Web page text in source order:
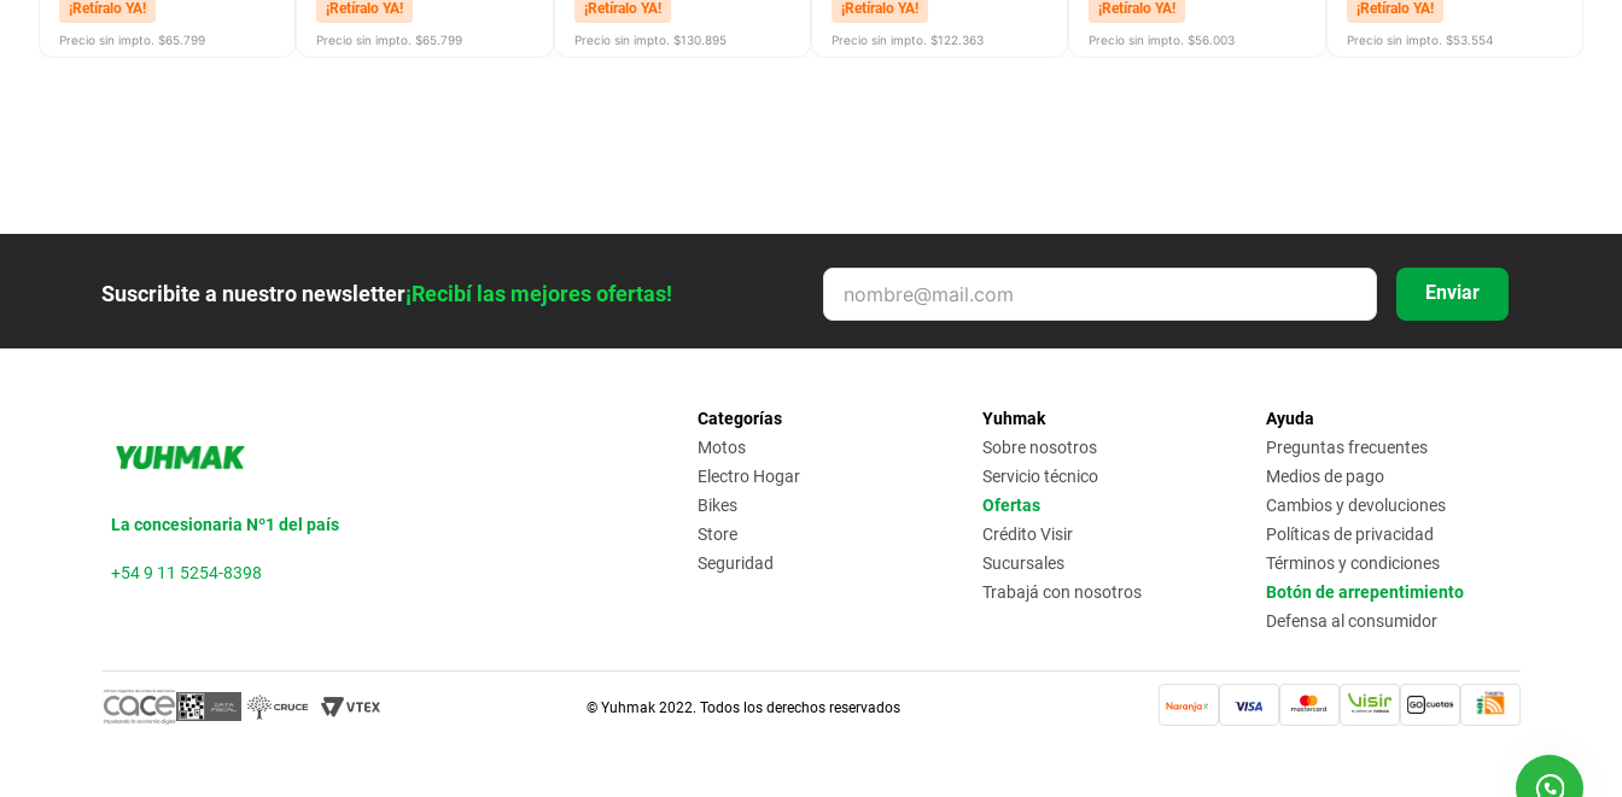
¡Retíralo YA!
Precio sin impto. $65.799
¡Retíralo YA!
Precio sin impto. $65.799
¡Retíralo YA!
Precio sin impto. $130.895
¡Retíralo YA!
Precio sin impto. $122.363
¡Retíralo YA!
Precio sin impto. $56.003
¡Retíralo YA!
Precio sin impto. $53.554
Suscribite a nuestro newsletter¡Recibí las mejores ofertas! Enviar
La concesionaria Nº1 del país
+54 9 11 5254-8398
Categorías
Motos
Electro Hogar
Bikes
Store
Seguridad
Yuhmak
Sobre nosotros
Servicio técnico
Ofertas
Crédito Visir
Sucursales
Trabajá con nosotros
Ayuda
Preguntas frecuentes
Medios de pago
Cambios y devoluciones
Políticas de privacidad
Términos y condiciones
Botón de arrepentimiento
Defensa al consumidor
© Yuhmak 2022. Todos los derechos reservados